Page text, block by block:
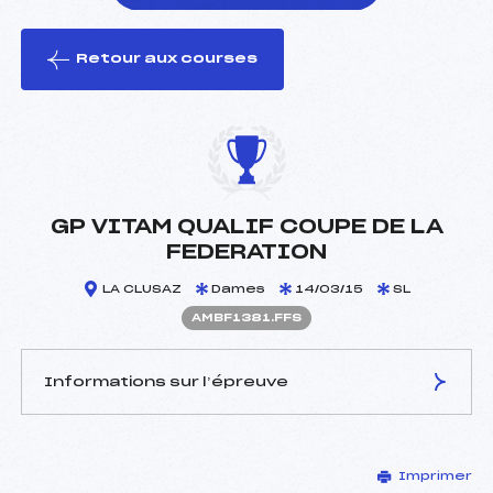
le ski
Retour aux courses
GP VITAM QUALIF COUPE DE LA
FEDERATION
LA CLUSAZ Dames 14/03/15 SL
AMBF1381.FFS
Informations sur l’épreuve
BARBIN PASCAL (MB)
Imprimer